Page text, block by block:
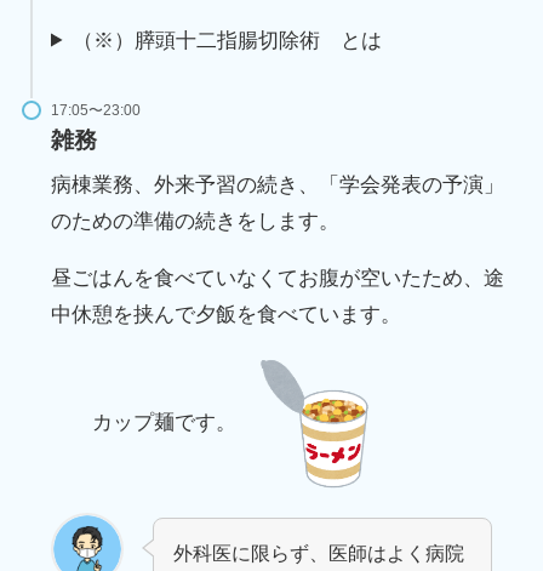
（※）膵頭十二指腸切除術 とは
17:05〜23:00
雑務
病棟業務、外来予習の続き、「学会発表の予演」
のための準備の続きをします。
昼ごはんを食べていなくてお腹が空いたため、途
中休憩を挟んで夕飯を食べています。
カップ麺です。
外科医に限らず、医師はよく病院